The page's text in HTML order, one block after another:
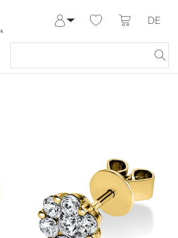
Meine Bestellungen
DE